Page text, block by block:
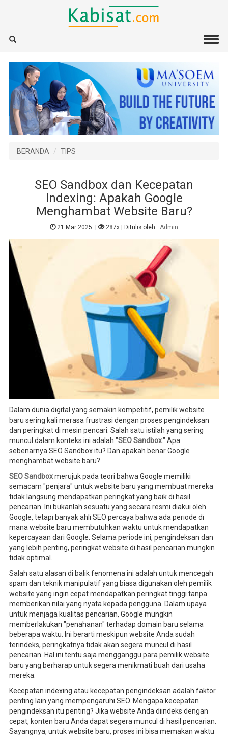
BERANDA TIPS
SEO Sandbox dan Kecepatan
Indexing: Apakah Google
Menghambat Website Baru?
21 Mar 2025 | 287x | Ditulis oleh :Admin
Dalam dunia digital yang semakin kompetitif, pemilik website
baru sering kali merasa frustrasi dengan proses pengindeksan
dan peringkat di mesin pencari. Salah satu istilah yang sering
muncul dalam konteks ini adalah "SEO Sandbox." Apa
sebenarnya SEO Sandbox itu? Dan apakah benar Google
menghambat website baru?
SEO Sandboxmerujuk pada teori bahwa Google memiliki
semacam "penjara" untuk website baru yang membuat mereka
tidak langsung mendapatkan peringkat yang baik di hasil
pencarian. Ini bukanlah sesuatu yang secara resmi diakui oleh
Google, tetapi banyak ahli SEO percaya bahwa ada periode di
mana website baru membutuhkan waktu untuk mendapatkan
kepercayaan dari Google. Selama periode ini, pengindeksan dan
yang lebih penting, peringkat website di hasil pencarian mungkin
tidak optimal.
Salah satu alasan di balik fenomena ini adalah untuk mencegah
spam dan teknik manipulatif yang biasa digunakan oleh pemilik
website yang ingin cepat mendapatkan peringkat tinggi tanpa
memberikan nilai yang nyata kepada pengguna. Dalam upaya
untuk menjaga kualitas pencarian, Google mungkin
memberlakukan "penahanan" terhadap domain baru selama
beberapa waktu. Ini berarti meskipun website Anda sudah
terindeks, peringkatnya tidak akan segera muncul di hasil
pencarian. Hal ini tentu saja mengganggu para pemilik website
baru yang berharap untuk segera menikmati buah dari usaha
mereka.
Kecepatan indexing atau kecepatan pengindeksan adalah faktor
penting lain yang mempengaruhi SEO. Mengapa kecepatan
pengindeksan itu penting? Jika website Anda diindeks dengan
cepat, konten baru Anda dapat segera muncul di hasil pencarian.
Sayangnya, untuk website baru, proses ini bisa memakan waktu